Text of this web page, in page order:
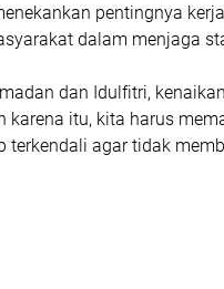
pentingnya
dalam menjaga
dan Idulfitri,
karena itu, kita harus
terkendali agar tidak